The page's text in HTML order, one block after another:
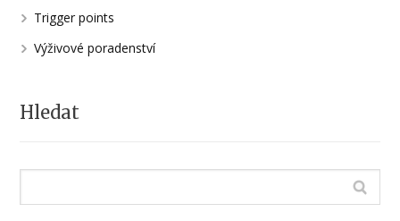
Trigger points
Výživové poradenství
Hledat